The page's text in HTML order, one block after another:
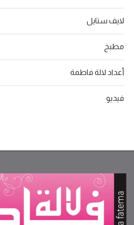
لايف ستايل
مطبخ
أعداد لالة فاطمة
فيديو